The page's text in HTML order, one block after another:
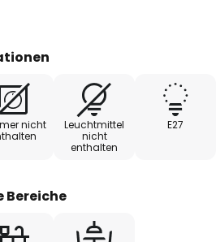
und Textil
SET
nicht
Leuchtmittel
nicht
enthalten
E27
Bereiche